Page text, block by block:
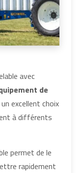
avec
de
excellent choix
à différents
permet de le
rapidement